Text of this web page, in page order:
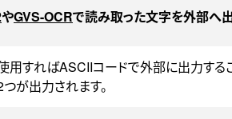
やGVS-OCRで読み取った文字を外部へ
用すればASCIIコードで外部に出力する
が出力されます。